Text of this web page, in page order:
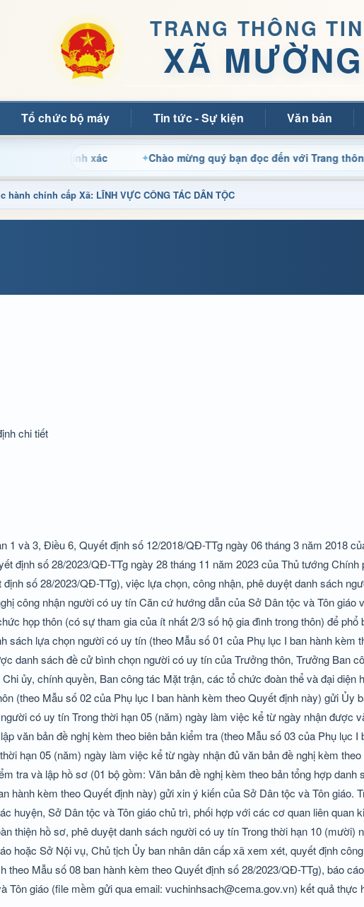
TRANG THÔNG
XÃ
Tổ chức bộ máy Tin tức - Sự kiện Văn bản
chính xác Chào mừng quý bạn đọc đến với Trang thông tin
hành chính cấp Xã: LĨNH VỰC CÔNG TÁC DÂN TỘC
chi tiết
1 và 3, Điều 6, Quyết định số 12/2018/QĐ-TTg ngày 06 tháng 3 năm 2018
định số 28/2023/QĐ-TTg ngày 28 tháng 11 năm 2023 của Thủ tướng Chính
số 28/2023/QĐ-TTg), việc lựa chọn, công nhận, phê duyệt danh sách
công nhận người có uy tín Căn cứ hướng dẫn của Sở Dân tộc và Tôn giáo
họp thôn (có sự tham gia của ít nhất 2/3 số hộ gia đình trong thôn) để phổ
sách lựa chọn người có uy tín (theo Mẫu số 01 của Phụ lục I ban hành kèm
danh sách đề cử bình chọn người có uy tín của Trưởng thôn, Trưởng Ban
ủy, chính quyền, Ban công tác Mặt trận, các tổ chức đoàn thể và đại diện
(theo Mẫu số 02 của Phụ lục I ban hành kèm theo Quyết định này) gửi Ủy
có uy tín Trong thời hạn 05 (năm) ngày làm việc kể từ ngày nhận được
văn bản đề nghị kèm theo biên bản kiểm tra (theo Mẫu số 03 của Phụ lục
hạn 05 (năm) ngày làm việc kể từ ngày nhận đủ văn bản đề nghị kèm
tra và lập hồ sơ (01 bộ gồm: Văn bản đề nghị kèm theo bản tổng hợp danh
hành kèm theo Quyết định này) gửi xin ý kiến của Sở Dân tộc và Tôn giáo.
huyện, Sở Dân tộc và Tôn giáo chủ trì, phối hợp với các cơ quan liên quan
thiện hồ sơ, phê duyệt danh sách người có uy tín Trong thời hạn 10 (mười)
hoặc Sở Nội vụ, Chủ tịch Ủy ban nhân dân cấp xã xem xét, quyết định
theo Mẫu số 08 ban hành kèm theo Quyết định số 28/2023/QĐ-TTg), báo
Tôn giáo (file mềm gửi qua email: vuchinhsach@cema.gov.vn) kết quả thực